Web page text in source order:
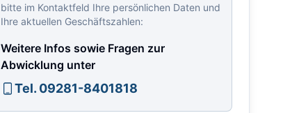
bitte im Kontaktfeld Ihre persönlichen Daten und
Ihre aktuellen Geschäftszahlen:
Weitere Infos sowie Fragen zur
Abwicklung unter
Tel. 09281-8401818